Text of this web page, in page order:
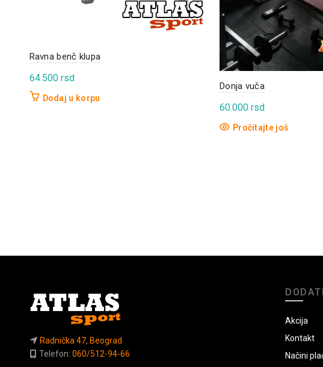
Ravna benč klupa
64.500 rsd
Dodaj u korpu
Donja vuča
60.000 rsd
Pročitajte još
Radnička 47, Beograd
Telefon: 060/512-94-66
Akcija
Kontakt
Načini